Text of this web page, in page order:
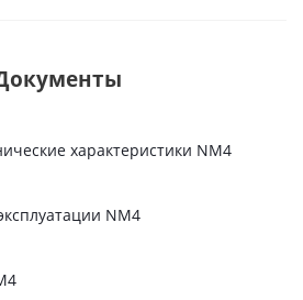
характеристики NM4
NM4